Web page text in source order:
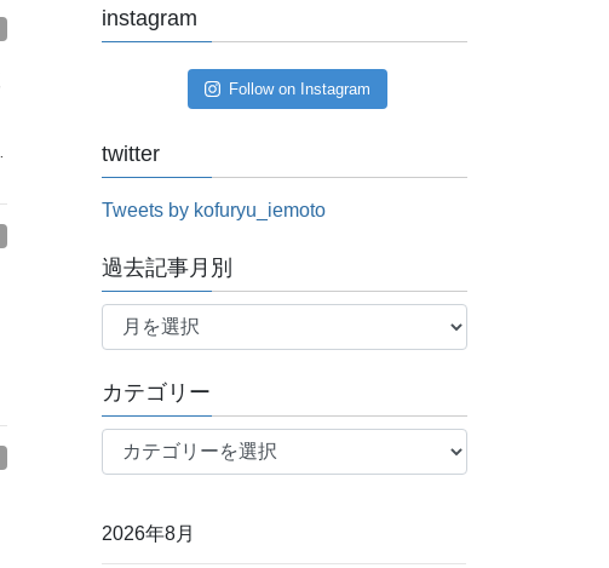
instagram
Follow on Instagram
twitter
Tweets by kofuryu_iemoto
過去記事月別
過
事
月
カテゴリー
テ
リ
2026年8月